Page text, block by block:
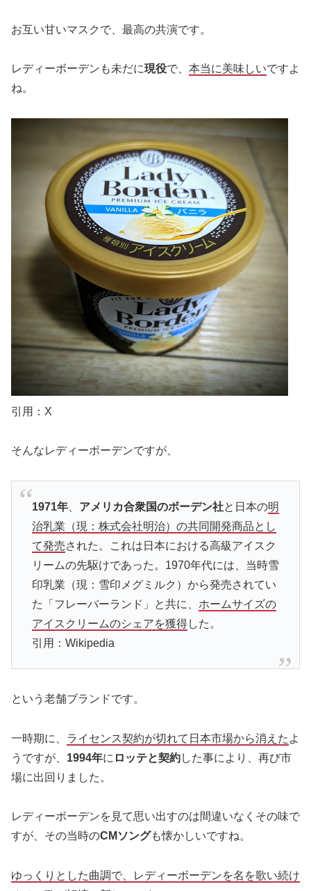
お互い甘いマスクで、最高の共演です。
レディーボーデンも未だに現役で、 本当に美味しいですよ
ね。
引用：X
そんなレディーボーデンですが、
1971年、 アメリカ合衆国のボーデン社と日本の明
治乳業（現：株式会社明治） の共同開発商品とし
て発売された。これは日本における高級アイスク
リームの先駆けであった。1970年代には、当時雪
印乳業（現：雪印メグミルク）から発売されてい
た「フレーバーランド」と共に、 ホームサイズの
アイスクリームのシェアを獲得した。
引用：Wikipedia
という老舗ブランドです。
一時期に、 ライセンス契約が切れて日本市場から消えた よ
うですが、 1994年に ロッテと契約した事により、再び市
場に出回りました。
レディーボーデンを見て思い出すのは間違いなくその味で
すが、その当時のCMソングも懐かしいですね。
ゆっくりとした曲調で、レディーボーデンを名を歌い続け